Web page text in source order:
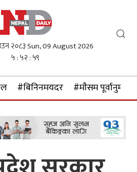
२०८३Sun, 09 August 2026
५ : ५३ : ००
#बिनिनमयदर #माैसम पूर्वानुमान